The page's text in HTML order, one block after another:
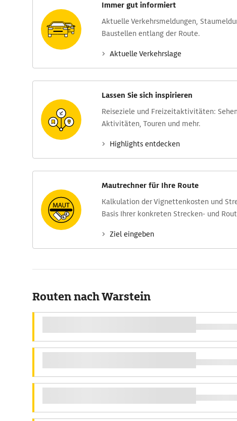
Immer gut informiert
Aktuelle Verkehrs­meldungen,
Baustellen entlang der Route.
Aktuelle Verkehrs­lage
Lassen Sie sich inspirieren
Reise­ziele und Freizeit­aktivitäten:
Aktivitäten, Touren und mehr.
Highlights entdecken
Mautrechner für Ihre Route
Kalkulation der Vignettenkosten und
Basis Ihrer konkreten Strecken- und
Ziel eingeben
Routen nach Warstein